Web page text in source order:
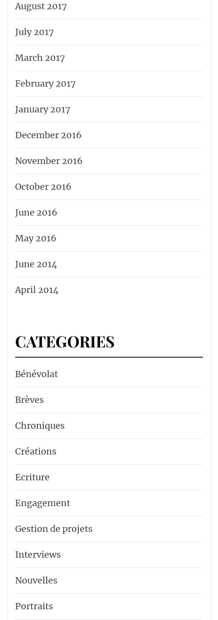
August 2017
July 2017
March 2017
February 2017
January 2017
December 2016
November 2016
October 2016
June 2016
May 2016
June 2014
April 2014
CATEGORIES
Bénévolat
Brèves
Chroniques
Créations
Ecriture
Engagement
Gestion de projets
Interviews
Nouvelles
Portraits